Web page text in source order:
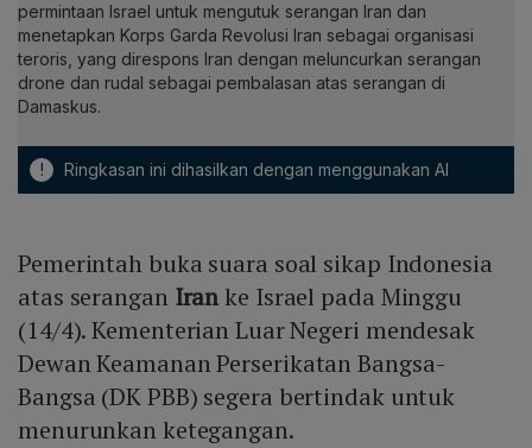
permintaan Israel untuk mengutuk serangan Iran dan
menetapkan Korps Garda Revolusi Iran sebagai organisasi
teroris, yang direspons Iran dengan meluncurkan serangan
drone dan rudal sebagai pembalasan atas serangan di
Damaskus.
! Ringkasan ini dihasilkan dengan menggunakan AI
Pemerintah buka suara soal sikap Indonesia
atas serangan Iranke Israel pada Minggu
(14/4). Kementerian Luar Negeri mendesak
Dewan Keamanan Perserikatan Bangsa-
Bangsa (DK PBB) segera bertindak untuk
menurunkan ketegangan.